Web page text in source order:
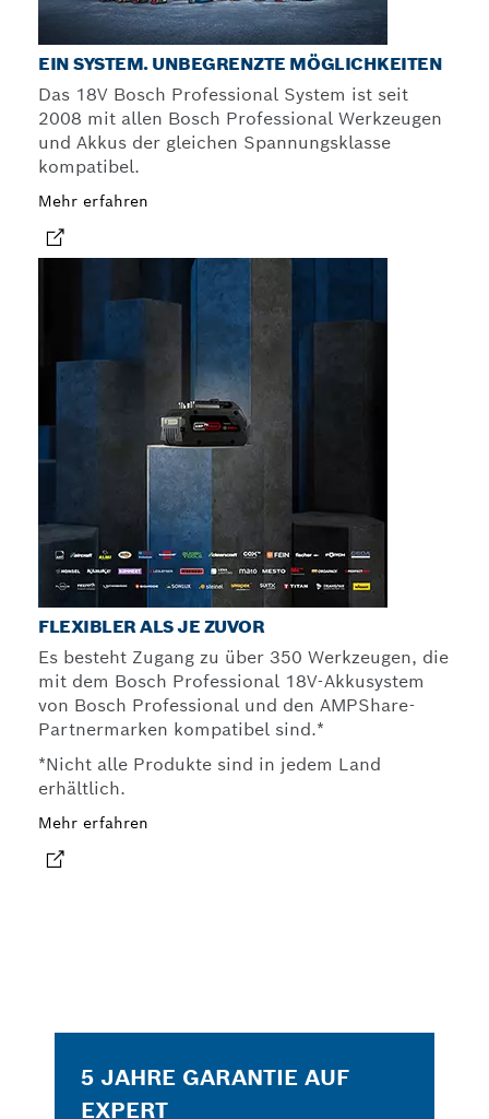
EIN SYSTEM. UNBEGRENZTE MÖGLICHKEITEN
Das 18V Bosch Professional System ist seit
2008 mit allen Bosch Professional Werkzeugen
und Akkus der gleichen Spannungsklasse
kompatibel.
Mehr erfahren
FLEXIBLER ALS JE ZUVOR
Es besteht Zugang zu über 350 Werkzeugen, die
mit dem Bosch Professional 18V-Akkusystem
von Bosch Professional und den AMPShare-
Partnermarken kompatibel sind.*
*Nicht alle Produkte sind in jedem Land
erhältlich.
Mehr erfahren
5 JAHRE GARANTIE AUF
EXPERT